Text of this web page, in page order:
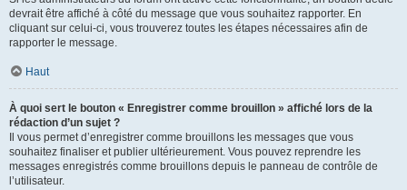
devrait être affiché à côté du message que vous souhaitez rapporter. En
cliquant sur celui-ci, vous trouverez toutes les étapes nécessaires afin de
rapporter le message.
Haut
À quoi sert le bouton « Enregistrer comme brouillon » affiché lors de la
rédaction d’un sujet ?
Il vous permet d’enregistrer comme brouillons les messages que vous
souhaitez finaliser et publier ultérieurement. Vous pouvez reprendre les
messages enregistrés comme brouillons depuis le panneau de contrôle de
l’utilisateur.